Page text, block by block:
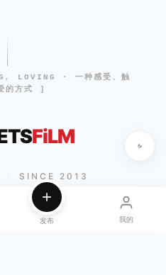
LOVING · 一种感受、触
的方式 ]
FiLM
SINCE 2013
发布 我的